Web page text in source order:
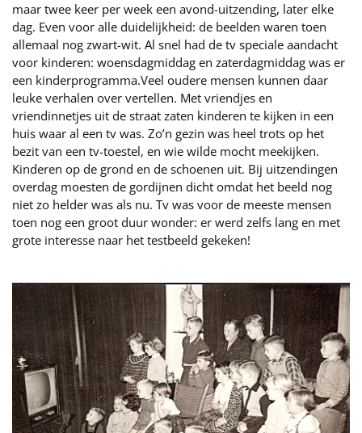
maar twee keer per week een avond-uitzending, later elke
dag. Even voor alle duidelijkheid: de beelden waren toen
allemaal nog zwart-wit. Al snel had de tv speciale aandacht
voor kinderen: woensdagmiddag en zaterdagmiddag was er
een kinderprogramma.Veel oudere mensen kunnen daar
leuke verhalen over vertellen. Met vriendjes en
vriendinnetjes uit de straat zaten kinderen te kijken in een
huis waar al een tv was. Zo’n gezin was heel trots op het
bezit van een tv-toestel, en wie wilde mocht meekijken.
Kinderen op de grond en de schoenen uit. Bij uitzendingen
overdag moesten de gordijnen dicht omdat het beeld nog
niet zo helder was als nu. Tv was voor de meeste mensen
toen nog een groot duur wonder: er werd zelfs lang en met
grote interesse naar het testbeeld gekeken!